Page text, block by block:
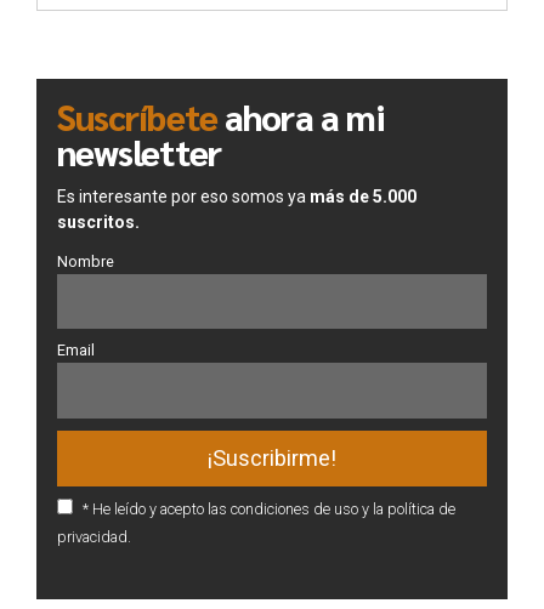
Suscríbeteahora a mi
newsletter
Es interesante por eso somos ya más de 5.000
suscritos.
Nombre
Email
* He leído y acepto las condiciones de uso y la política de
privacidad.